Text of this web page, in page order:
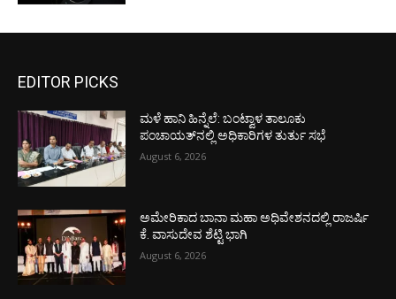
EDITOR PICKS
ಮಳೆ ಹಾನಿ ಹಿನ್ನೆಲೆ: ಬಂಟ್ವಾಳ ತಾಲೂಕು
ಪಂಚಾಯತ್‌ನಲ್ಲಿ ಅಧಿಕಾರಿಗಳ ತುರ್ತು ಸಭೆ
August 6, 2026
ಅಮೇರಿಕಾದ ಬಾನಾ ಮಹಾ ಅಧಿವೇಶನದಲ್ಲಿ ರಾಜರ್ಷಿ
ಕೆ. ವಾಸುದೇವ ಶೆಟ್ಟಿ ಭಾಗಿ
August 6, 2026